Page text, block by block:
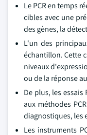
Le PCR en temps
cibles avec une
des gènes, la
L'un des
échantillon. Cette
niveaux
ou de la réponse
De plus, les
aux méthodes
diagnostiques, les
Les instruments